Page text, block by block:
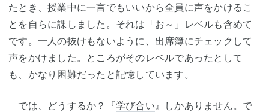
たとき、授業中に一言でもいいから全員に声をかけるこ
とを自らに課しました。それは「お～」レベルも含めて
です。一人の抜けもないように、出席簿にチェックして
声をかけました。ところがそのレベルであったとして
も、かなり困難だったと記憶しています。
では、どうするか？『学び合い 』しかありません。で